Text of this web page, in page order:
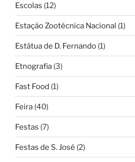
Escolas (12)
Estação Zootécnica Nacional (1)
Estátua de D. Fernando (1)
Etnografia (3)
Fast Food (1)
Feira (40)
Festas (7)
Festas de S. José (2)